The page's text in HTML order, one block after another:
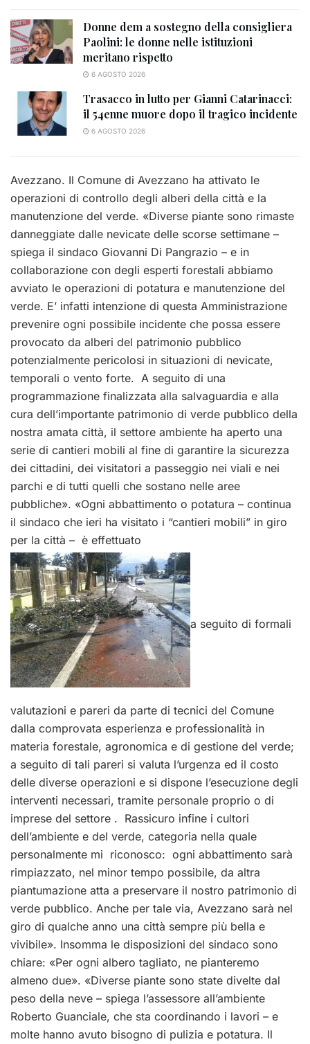
Donne dem a sostegno della consigliera
Paolini: le donne nelle istituzioni
meritano rispetto
6 AGOSTO 2026
Trasacco in lutto per Gianni Catarinacci:
il 54enne muore dopo il tragico incidente
6 AGOSTO 2026
Avezzano. Il Comune di Avezzano ha attivato le
operazioni di controllo degli alberi della città e la
manutenzione del verde. «Diverse piante sono rimaste
danneggiate dalle nevicate delle scorse settimane –
spiega il sindaco Giovanni Di Pangrazio – e in
collaborazione con degli esperti forestali abbiamo
avviato le operazioni di potatura e manutenzione del
verde. E’ infatti intenzione di questa Amministrazione
prevenire ogni possibile incidente che possa essere
provocato da alberi del patrimonio pubblico
potenzialmente pericolosi in situazioni di nevicate,
temporali o vento forte. A seguito di una
programmazione finalizzata alla salvaguardia e alla
cura dell’importante patrimonio di verde pubblico della
nostra amata città, il settore ambiente ha aperto una
serie di cantieri mobili al fine di garantire la sicurezza
dei cittadini, dei visitatori a passeggio nei viali e nei
parchi e di tutti quelli che sostano nelle aree
pubbliche». «Ogni abbattimento o potatura – continua
il sindaco che ieri ha visitato i “cantieri mobili” in giro
per la città – è effettuato
a seguito di formali
valutazioni e pareri da parte di tecnici del Comune
dalla comprovata esperienza e professionalità in
materia forestale, agronomica e di gestione del verde;
a seguito di tali pareri si valuta l’urgenza ed il costo
delle diverse operazioni e si dispone l’esecuzione degli
interventi necessari, tramite personale proprio o di
imprese del settore . Rassicuro infine i cultori
dell’ambiente e del verde, categoria nella quale
personalmente mi riconosco: ogni abbattimento sarà
rimpiazzato, nel minor tempo possibile, da altra
piantumazione atta a preservare il nostro patrimonio di
verde pubblico. Anche per tale via, Avezzano sarà nel
giro di qualche anno una città sempre più bella e
vivibile». Insomma le disposizioni del sindaco sono
chiare: «Per ogni albero tagliato, ne pianteremo
almeno due». «Diverse piante sono state divelte dal
peso della neve – spiega l’assessore all’ambiente
Roberto Guanciale, che sta coordinando i lavori – e
molte hanno avuto bisogno di pulizia e potatura. Il